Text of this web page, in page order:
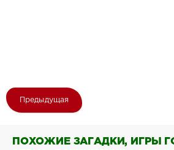
Предыдущая
ПОХОЖИЕ ЗАГАДКИ, ИГРЫ